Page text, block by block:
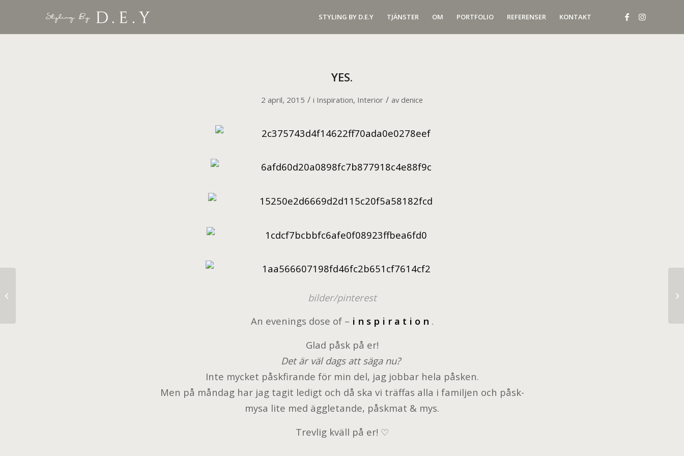
STYLING BY D.E.Y TJÄNSTER OM PORTFOLIO REFERENSER KONTAKT
YES.
2 april, 2015 / i Inspiration, Interior / av denice
bilder/pinterest
An evenings dose of – i n s p i r a t i o n .
Glad påsk på er!
Det är väl dags att säga nu?
Inte mycket påskfirande för min del, jag jobbar hela påsken.
Men på måndag har jag tagit ledigt och då ska vi träffas alla i familjen och påsk-
mysa lite med äggletande, påskmat & mys.
Trevlig kväll på er! ♡